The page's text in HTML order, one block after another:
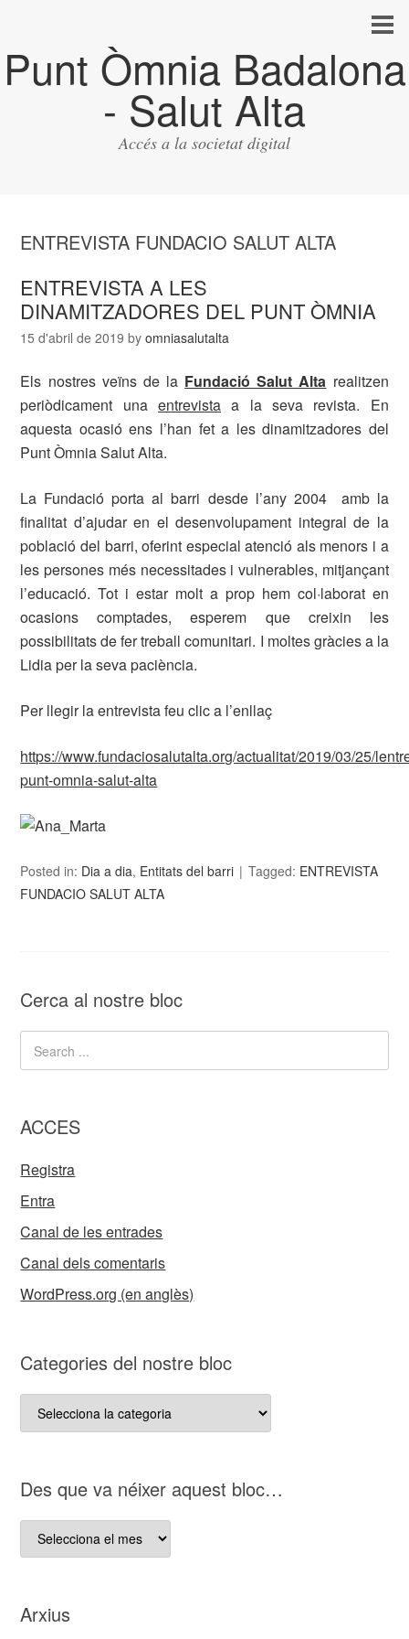
Punt Òmnia Badalona
- Salut Alta
Accés a la societat digital
ENTREVISTA FUNDACIO SALUT ALTA
ENTREVISTA A LES
DINAMITZADORES DEL PUNT ÒMNIA
15 d'abril de 2019 byomniasalutalta
Els nostres veïns de la Fundació Salut Alta realitzen
periòdicament unaentrevista a la seva revista. En
aquesta ocasió ens l’han fet a les dinamitzadores del
Punt Òmnia Salut Alta.
La Fundació porta al barri desde l’any 2004 amb la
finalitat d’ajudar en el desenvolupament integral de la
població del barri, oferint especial atenció als menors i a
les persones més necessitades i vulnerables, mitjançant
l’educació. Tot i estar molt a prop hem col·laborat en
ocasions comptades, esperem que creixin les
possibilitats de fer treball comunitari. I moltes gràcies a la
Lidia per la seva paciència.
Per llegir la entrevista feu clic a l’enllaç
https://www.fundaciosalutalta.org/actualitat/2019/03/25/
punt-omnia-salut-alta
Posted in: Dia a dia, Entitats del barri Tagged: ENTREVISTA
FUNDACIO SALUT ALTA
Cerca al nostre bloc
ACCES
Registra
Entra
Canal de les entrades
Canal dels comentaris
WordPress.org (en anglès)
Categories del nostre bloc
Categories
del
D es que va néixer aquest bloc…
D es
que
aquest
Arxius